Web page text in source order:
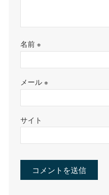
名前※
メール※
サイト